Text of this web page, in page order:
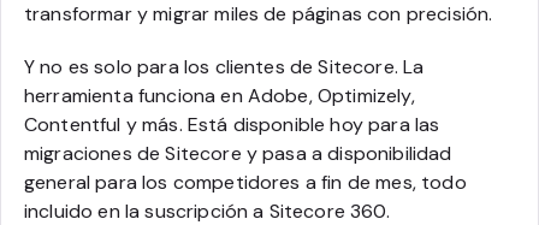
transformar y migrar miles de páginas con precisión.
Y no es solo para los clientes de Sitecore. La
herramienta funciona en Adobe, Optimizely,
Contentful y más. Está disponible hoy para las
migraciones de Sitecore y pasa a disponibilidad
general para los competidores a fin de mes, todo
incluido en la suscripción a Sitecore 360.